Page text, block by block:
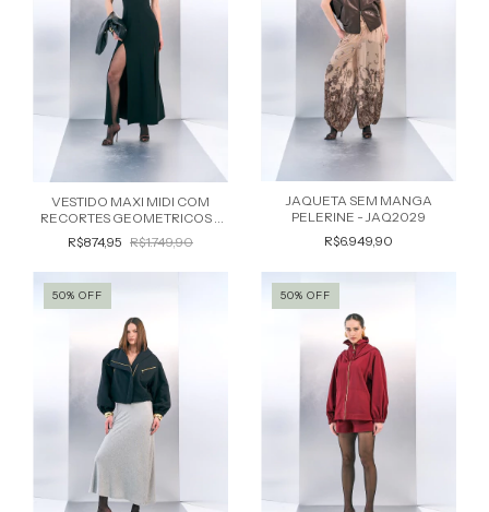
VESTIDO MAXI MIDI COM
RECORTES GEOMETRICOS -
VES2060
R$874,95 R$1.749,90
JAQUETA SEM MANGA
PELERINE - JAQ2029
R$6.949,90
50% OFF 50% OFF